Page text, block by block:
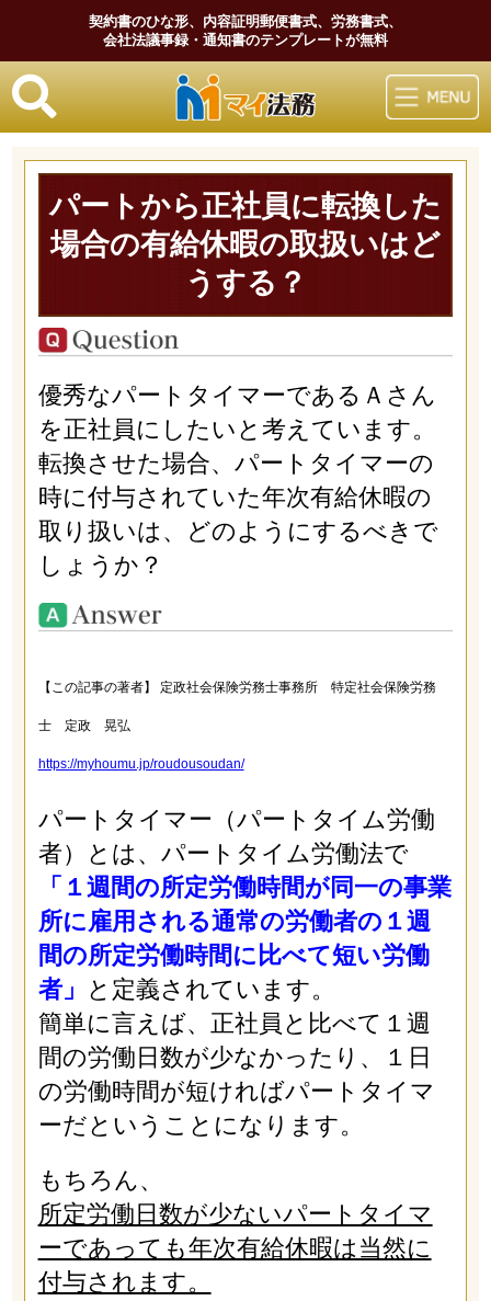
契約書のひな形、内容証明郵便書式、労務書式、
会社法議事録・通知書のテンプレートが無料
マイ法務
パートから正社員に転換した
場合の有給休暇の取扱いはど
うする？
優秀なパートタイマーであるＡさん
を正社員にしたいと考えています。
転換させた場合、パートタイマーの
時に付与されていた年次有給休暇の
取り扱いは、どのようにするべきで
しょうか？
【この記事の著者】 定政社会保険労務士事務所 特定社会保険労務
士 定政 晃弘
https://myhoumu.jp/roudousoudan/
パートタイマー（パートタイム労働
者）とは、パートタイム労働法で
「１週間の所定労働時間が同一の事業
所に雇用される通常の労働者の１週
間の所定労働時間に比べて短い労働
者」 と定義されています。
簡単に言えば、正社員と比べて１週
間の労働日数が少なかったり、１日
の労働時間が短ければパートタイマ
ーだということになります。
もちろん、
所定労働日数が少ないパートタイマ
ーであっても年次有給休暇は当然に
付与されます。